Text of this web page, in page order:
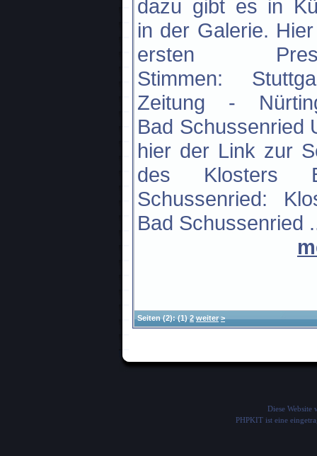
dazu gibt es in
in der Galerie.
ersten
Stimmen:
Zeitung -
Bad Schussenried
hier der Link zur
des Klosters
Schussenried:
Bad Schussenried
Seiten(2):(1) 2 weiter >
Diese Website
PHPKIT ist eine